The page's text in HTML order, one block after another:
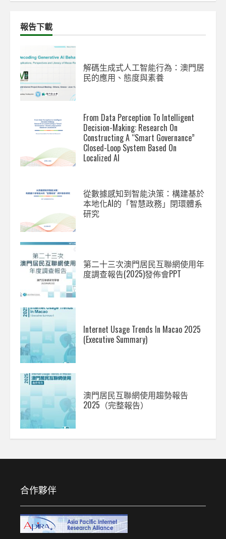
報告下載
解碼生成式人工智能行為：澳門居
民的應用、態度與素養
From Data Perception To Intelligent
Decision-Making: Research On
Constructing A “Smart Governance”
Closed-Loop System Based On
Localized AI
從數據感知到智能決策：構建基於
本地化AI的「智慧政務」閉環體系
研究
第二十三次澳門居民互聯網使用年
度調查報告(2025)發佈會PPT
Internet Usage Trends In Macao 2025
(Executive Summary)
澳門居民互聯網使用趨勢報告
2025（完整報告）
合作夥伴